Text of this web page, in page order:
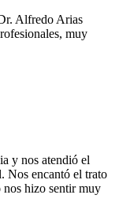
Alfredo Arias
muy
y nos atendió el
Nos encantó el trato
hizo sentir muy